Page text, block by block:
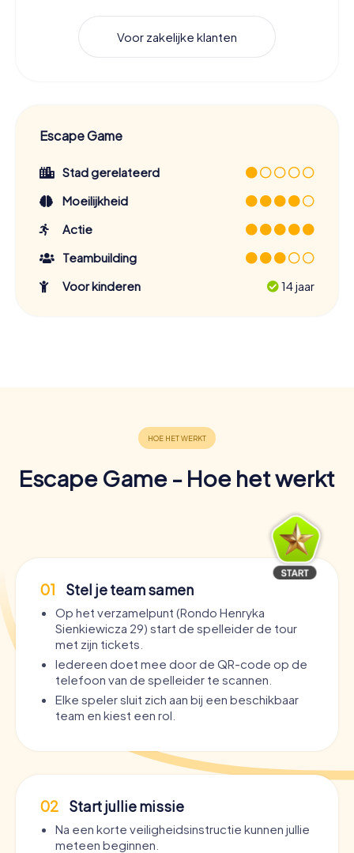
Voor zakelijke klanten
Escape Game
Stad gerelateerd
Moeilijkheid
Actie
Teambuilding
Voor kinderen
14 jaar
Escape Game - Hoe het werkt
01 Stel je team samen
Op het verzamelpunt (Rondo Henryka
Sienkiewicza 29) start de spelleider de tour
met zijn tickets.
Iedereen doet mee door de QR-code op de
telefoon van de spelleider te scannen.
Elke speler sluit zich aan bij een beschikbaar
team en kiest een rol.
02 Start jullie missie
Na een korte veiligheidsinstructie kunnen jullie
meteen beginnen.